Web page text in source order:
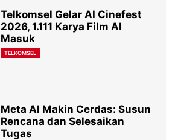
Telkomsel Gelar AI Cinefest
2026, 1.111 Karya Film AI
Masuk
TELKOMSEL
Meta AI Makin Cerdas: Susun
Rencana dan Selesaikan
Tugas